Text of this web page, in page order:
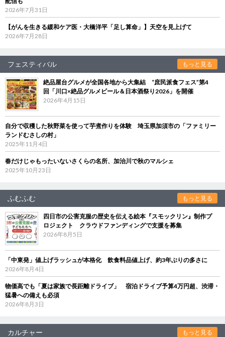
2026年7月31日
【がんを生きる緩和ケア医・大橋洋平「足し算命」】天空を見上げて
2026年7月28日
フェスティバル もっと見る
絶品屋台グルメが全国各地から大集結 “庶民派食フェス”第4
回「川口×絶品グルメビール＆日本酒祭り2026」を開催
2026年4月15日
自分で収穫した秋野菜を使って芋煮作りを体験 埼玉県加須市の「ファミリー
ランドむさしの村」
2025年11月4日
春だけじゃもったいないさくらの名所、加治川で秋のマルシェ
2025年10月23日
ふむふむ もっと見る
四日市の公害克服の歴史を伝える絵本『スモックリン』制作プ
ロジェクト クラウドファンディングで支援を募集
2026年8月5日
「中東発」値上げラッシュが本格化 飲食料品値上げ、約3年ぶりの多さに
2026年8月4日
物価高でも「夏は家族で長距離ドライブ」 宿泊ドライブ予算4万円超、渋滞・
猛暑への備えも必須
2026年8月3日
カルチャー もっと見る